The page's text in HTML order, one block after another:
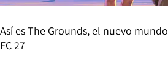
Así es The Grounds, el nuevo
FC 27